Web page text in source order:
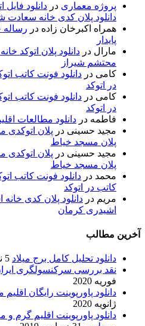
پروژه معماری در دانلود
دانلود پلان کدی خانه سعادت
همراه اکبرخان زاده در رساله
پایدار
مارال در دانلود پلان اتوکد
محتشم شیراز
کامی در دانلود فونت کاتب
در اتوکد
کامی در دانلود فونت کاتب
در اتوکد
فاطمه در دانلود مطالعات
مجید حسینی در پلان اتوکدی
پلان مسجد خیاط
مجید حسینی در پلان اتوکدی
پلان مسجد خیاط
محمد در دانلود فونت کاتب
کاتب در اتوکد
مریم در دانلود پلان کدی
اشیدری کرمان
آخرین مطالب
دانلود تحلیل کامل برج میلاد 5 نوامبر 2025
نقد بررسی سرکنسولگری
فوریه 2020
دانلود پاورپوینت رایگان
ژانویه 2020
دانلود پاورپوینت اقلیم